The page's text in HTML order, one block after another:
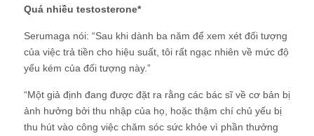
Quá nhiều testosterone*
Serumaga nói: “Sau khi dành ba năm để xem xét đối tượng
của việc trả tiền cho hiệu suất, tôi rất ngạc nhiên về mức độ
yếu kém của đối tượng này.”
“Một giả định đang được đặt ra rằng các bác sĩ về cơ bản bị
ảnh hưởng bởi thu nhập của họ, hoặc thậm chí chủ yếu bị
thu hút vào công việc chăm sóc sức khỏe vì phần thưởng